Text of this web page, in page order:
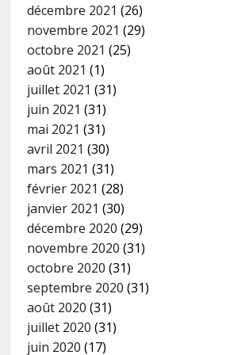
décembre 2021 (26)
novembre 2021 (29)
octobre 2021 (25)
août 2021 (1)
juillet 2021 (31)
juin 2021 (31)
mai 2021 (31)
avril 2021 (30)
mars 2021 (31)
février 2021 (28)
janvier 2021 (30)
décembre 2020 (29)
novembre 2020 (31)
octobre 2020 (31)
septembre 2020 (31)
août 2020 (31)
juillet 2020 (31)
juin 2020 (17)